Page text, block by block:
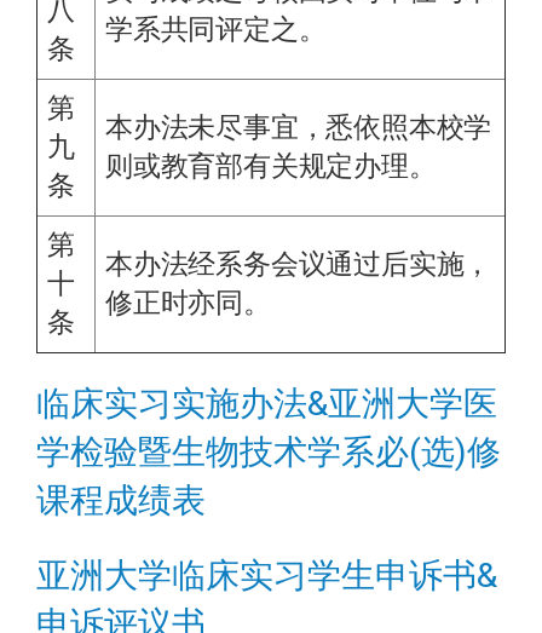
八
条
学系共同评定之。
第
九
条
本办法未尽事宜，悉依照本校学
则或教育部有关规定办理。
第
十
条
本办法经系务会议通过后实施，
修正时亦同。
临床实习实施办法&亚洲大学医
学检验暨生物技术学系必(选)修
课程成绩表
亚洲大学临床实习学生申诉书&
申诉评议书